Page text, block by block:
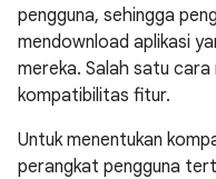
pengguna, sehingga
mendownload aplikasi
mereka. Salah satu
kompatibilitas fitur.
Untuk menentukan
perangkat pengguna